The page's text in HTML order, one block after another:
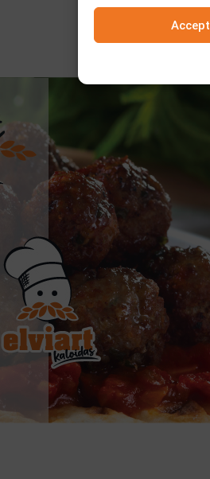
Accept